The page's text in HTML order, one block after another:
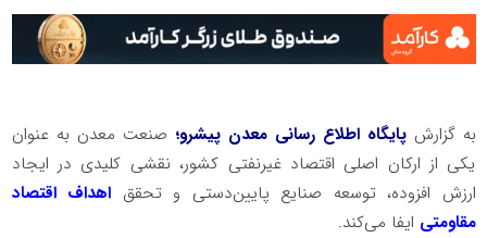
به گزارش پایگاه اطلاع رسانی معدن پیشرو؛ صنعت معدن به عنوان
یکی از ارکان اصلی اقتصاد غیرنفتی کشور، نقشی کلیدی در ایجاد
ارزش افزوده، توسعه صنایع پایین‌دستی و تحقق اهداف اقتصاد
مقاومتی ایفا می‌کند.